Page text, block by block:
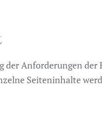
Anforderungen
Seiteninhalte